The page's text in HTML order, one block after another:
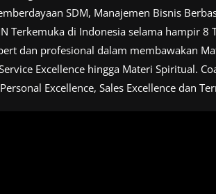
SDM, Manajemen Bisnis
Terkemuka di Indonesia selama hampir 8
dan profesional dalam membawakan
Excellence hingga Materi Spiritual.
Excellence, Sales Excellence dan